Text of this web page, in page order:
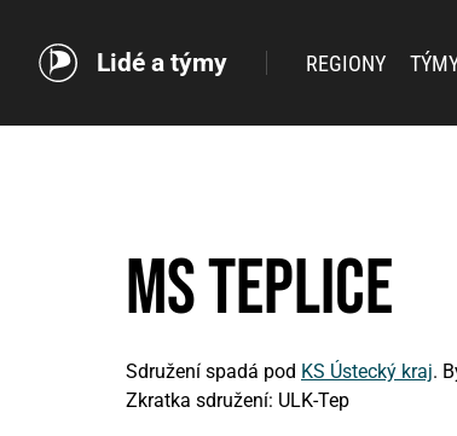
Lidé a týmy REGIONY
MS Teplice
Sdružení spadá pod KS Ústecký kraj.
Zkratka sdružení: ULK-Tep